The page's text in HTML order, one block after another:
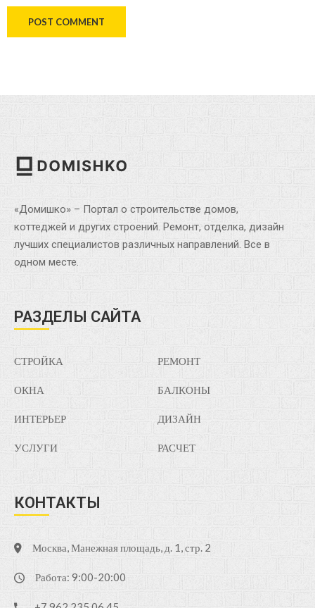
«Домишко» – Портал о строительстве домов,
коттеджей и других строений. Ремонт, отделка, дизайн
лучших специалистов различных направлений. Все в
одном месте.
РАЗДЕЛЫ САЙТА
СТРОЙКА
ОКНА
ИНТЕРЬЕР
УСЛУГИ
РЕМОНТ
БАЛКОНЫ
ДИЗАЙН
РАСЧЕТ
КОНТАКТЫ
Москва, Манежная площадь, д. 1, стр. 2
Работа: 9:00-20:00